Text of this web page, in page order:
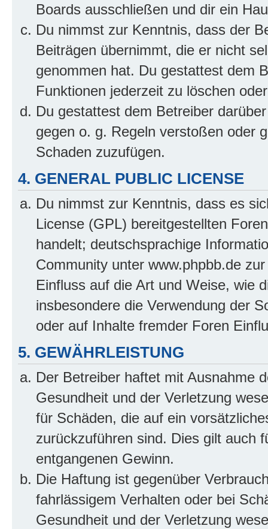
Boards ausschließen und dir ein
Du nimmst zur Kenntnis, dass der
Beiträgen übernimmt, die er nicht
genommen hat. Du gestattest dem
Funktionen jederzeit zu löschen
Du gestattest dem Betreiber
gegen o. g. Regeln verstoßen oder
Schaden zuzufügen.
4. GENERAL PUBLIC LICENSE
Du nimmst zur Kenntnis, dass es
License (GPL) bereitgestellten
handelt; deutschsprachige
Community unter www.phpbb.de
Einfluss auf die Art und Weise, wie
insbesondere die Verwendung der
oder auf Inhalte fremder Foren
5. GEWÄHRLEISTUNG
Der Betreiber haftet mit Ausnahme
Gesundheit und der Verletzung
für Schäden, die auf ein
zurückzuführen sind. Dies gilt auch
entgangenen Gewinn.
Die Haftung ist gegenüber
fahrlässigem Verhalten oder bei
Gesundheit und der Verletzung